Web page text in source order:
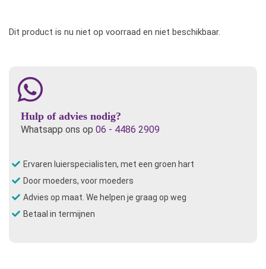
Dit product is nu niet op voorraad en niet beschikbaar.
Hulp of advies nodig?
Whatsapp ons op 06 - 4486 2909
Ervaren luierspecialisten, met een groen hart
Door moeders, voor moeders
Advies op maat. We helpen je graag op weg
Betaal in termijnen